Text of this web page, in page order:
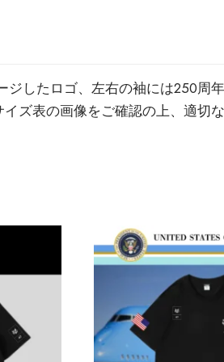
ジしたロゴ、左右の袖には250周
ズ表の画像をご確認の上、適切